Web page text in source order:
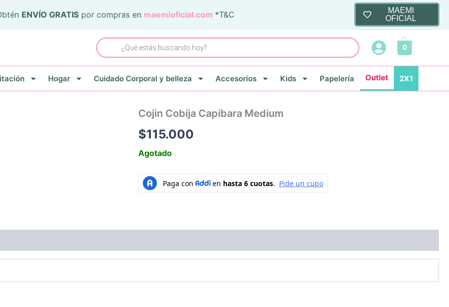
ENVÍO GRATIS por compras en maemioficial.com *T&C
MAEMI
OFICIAL
Búsqueda
de
productos
0
Hogar Cuidado Corporal y belleza Accesorios Kids Papelería Outlet 2X1
Cojin Cobija Capibara Medium
$115.000
Agotado